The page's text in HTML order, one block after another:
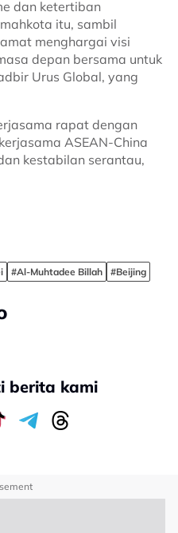
dan ketertiban
itu, sambil
menghargai visi
depan bersama untuk
Urus Global, yang
rapat dengan
ASEAN-China
kestabilan serantau,
#Al-Muhtadee Billah #Beijing
berita kami